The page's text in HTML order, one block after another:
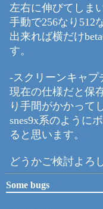
左右に伸びてしま
手動で256なり512
出来れば横だけ
す。
-スクリーンキャプ
現在の仕様だと保
り手間がかかって
snes9x系のように
ると思います。
どうかご検討よろ
Some bugs